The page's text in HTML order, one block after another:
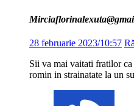
28 februarie 2023/10:57
Sii va mai vaitati fratilor
romin in strainatate la un